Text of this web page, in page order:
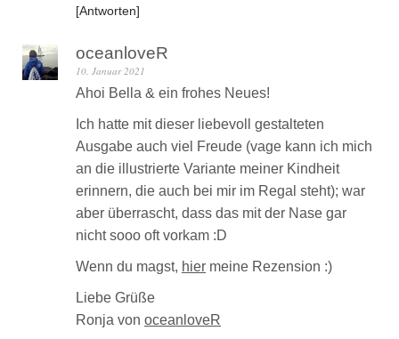
Antworten
oceanloveR
10. Januar 2021
Ahoi Bella & ein frohes Neues!
Ich hatte mit dieser liebevoll gestalteten
Ausgabe auch viel Freude (vage kann ich mich
an die illustrierte Variante meiner Kindheit
erinnern, die auch bei mir im Regal steht); war
aber überrascht, dass das mit der Nase gar
nicht sooo oft vorkam :D
Wenn du magst, hier meine Rezension :)
Liebe Grüße
Ronja von oceanloveR